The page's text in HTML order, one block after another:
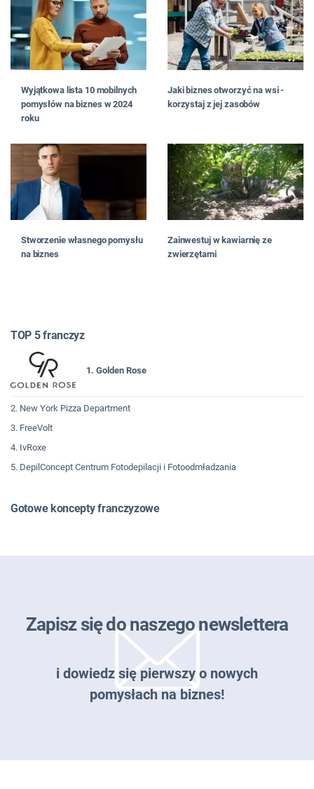
Wyjątkowa lista 10 mobilnych
pomysłów na biznes w 2024
roku
Jaki biznes otworzyć na wsi -
korzystaj z jej zasobów
Stworzenie własnego pomysłu
na biznes
Zainwestuj w kawiarnię ze
zwierzętami
TOP 5 franczyz
1. Golden Rose
2. New York Pizza Department
3. FreeVolt
4. IvRoxe
5. DepilConcept Centrum Fotodepilacji i Fotoodmładzania
Gotowe koncepty franczyzowe
Zapisz się do naszego newslettera
i dowiedz się pierwszy o nowych
pomysłach na biznes!